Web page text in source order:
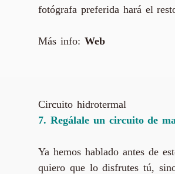
fotógrafa preferida hará el
Más info: Web
Circuito hidrotermal
7. Regálale un circuito de
Ya hemos hablado antes de
quiero que lo disfrutes tú,